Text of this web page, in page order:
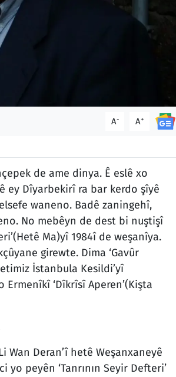
A- A+
de ame dinya. Ê eslê xo
ey Dîyarbekirî ra bar kerdo şîyê
waneno. Badê zaningehî,
No mebêyn de dest bi nuştişî
Ma)yî 1984î de weşanîya.
girewte. Dima ‘Gavûr
İstanbula Kesildi’yî
‘Dîkrîsî Aperen’(Kişta
Wan Deran’î hetê Weşanxaneyê
peyên ‘Tanrının Seyir Defteri’